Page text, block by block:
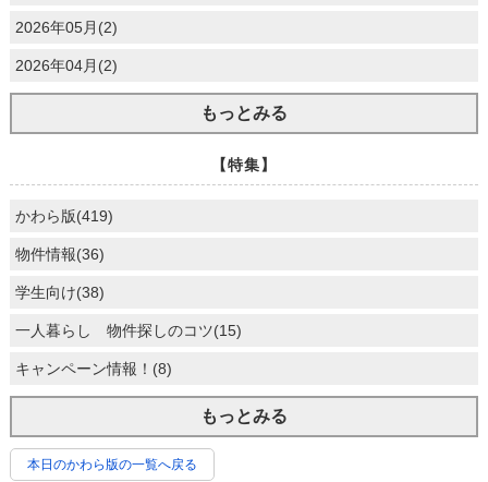
2026年05月(2)
2026年04月(2)
もっとみる
【特集】
かわら版(419)
物件情報(36)
学生向け(38)
一人暮らし 物件探しのコツ(15)
キャンペーン情報！(8)
もっとみる
本日のかわら版の一覧へ戻る